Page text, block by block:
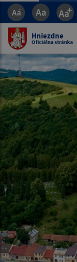
Hniezdne
Oficiálna stránka